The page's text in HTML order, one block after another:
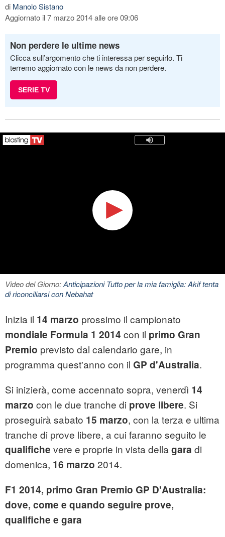
di Manolo Sistano
Aggiornato il 7 marzo 2014 alle ore 09:06
Non perdere le ultime news
Clicca sull’argomento che ti interessa per seguirlo. Ti
terremo aggiornato con le news da non perdere.
SERIE TV
Video del Giorno:Anticipazioni Tutto per la mia famiglia: Akif tenta
di riconciliarsi con Nebahat
Inizia il 14 marzo prossimo il campionato
mondiale Formula 1 2014 con il primo Gran
Premio previsto dal calendario gare, in
programma quest'anno con il GP d'Australia.
Si inizierà, come accennato sopra, venerdì 14
marzo con le due tranche di prove libere. Si
proseguirà sabato 15 marzo, con la terza e ultima
tranche di prove libere, a cui faranno seguito le
qualifiche vere e proprie in vista della gara di
domenica, 16 marzo 2014.
F1 2014, primo Gran Premio GP D'Australia:
dove, come e quando seguire prove,
qualifiche e gara